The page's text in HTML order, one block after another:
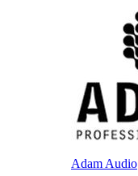
Adam Audio